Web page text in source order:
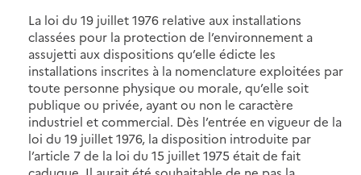
La loi du 19 juillet 1976 relative aux installations
classées pour la protection de l’environnement a
assujetti aux dispositions qu’elle édicte les
installations inscrites à la nomenclature exploitées par
toute personne physique ou morale, qu’elle soit
publique ou privée, ayant ou non le caractère
industriel et commercial. Dès l’entrée en vigueur de la
loi du 19 juillet 1976, la disposition introduite par
l’article 7 de la loi du 15 juillet 1975 était de fait